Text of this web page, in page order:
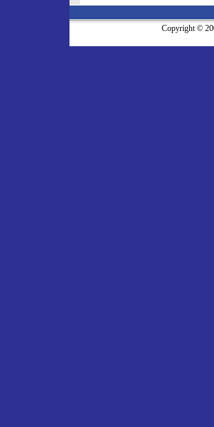
Copyright ©